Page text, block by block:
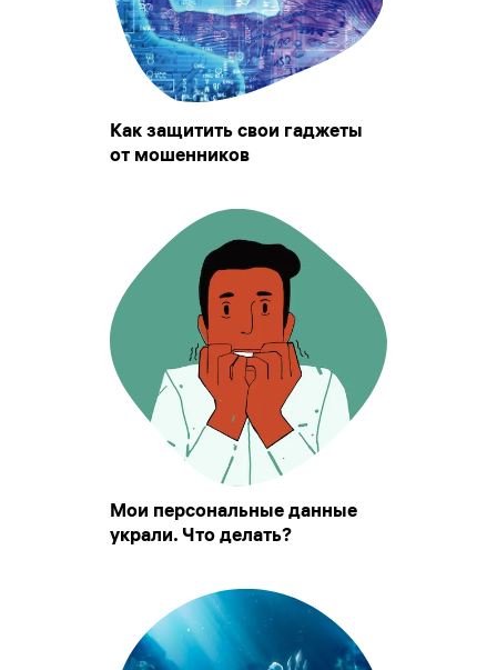
Как защитить свои гаджеты
от мошенников
Мои персональные данные
украли. Что делать?